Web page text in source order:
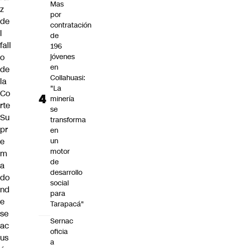
z
de
l
fall
o
de
la
Co
rte
Su
pr
e
m
a
do
nd
e
se
ac
us
Mas
por
contratación
de
196
jóvenes
en
Collahuasi:
"La
minería
se
transforma
en
un
motor
de
desarrollo
social
para
Tarapacá"
Sernac
oficia
a